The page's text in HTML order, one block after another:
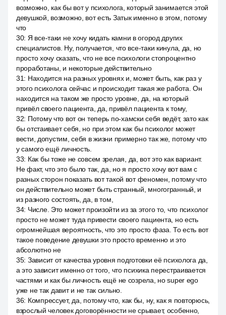
возможно, как бы вот у психолога, который занимается этой
девушкой, возможно, вот есть Затык именно в этом, потому
что
30: Я все-таки не хочу кидать камни в огород других
специалистов. Ну, получается, что все-таки кинула, да, но
просто хочу сказать, что не все психологи стопроцентно
проработаны, и некоторые действительно
31: Находится на разных уровнях и, может быть, как раз у
этого психолога сейчас и происходит такая же работа. Он
находится на таком же просто уровне, да, на который
привёл своего пациента, да, привёл пациента к тому,
32: Потому что вот он теперь по-хамски себя ведёт, зато как
бы отстаивает себя, но при этом как бы психолог может
вести, допустим, себя в жизни примерно так же, потому что
у самого ещё личность.
33: Как бы тоже не совсем зрелая, да, вот это как вариант.
Не факт, что это было так, да, но я просто хочу вот вам с
разных сторон показать вот такой вот феномен, потому что
он действительно может быть странный, многогранный, и
из разного состоять, да, в том,
34: Числе. Это может произойти из за этого то, что психолог
просто не может туда привести своего пациента, но есть
огромнейшая вероятность, что это просто фаза. То есть вот
такое поведение девушки это просто временно и это
абсолютно не
35: Зависит от качества уровня подготовки её психолога да,
а это зависит именно от того, что психика перестраивается
частями и как бы личность ещё не созрела, но super ego
уже не так давит и не так сильно.
36: Компрессует, да, потому что, как бы, ну, как я повторюсь,
взрослый человек договорённости не срывает, особенно,